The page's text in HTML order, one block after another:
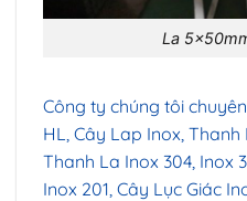
La
Công ty chúng tôi
HL, Cây Lap Inox, Thanh
Thanh La Inox 304, Inox
Inox 201, Cây Lục Giác